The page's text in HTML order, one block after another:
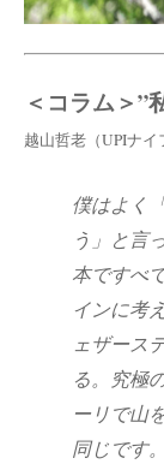
＜コラム＞”
越山哲老（UPIナイ
僕はよく
う」と言
本ですべ
インに考
ェザース
る。究極
ーリで山
同じです。